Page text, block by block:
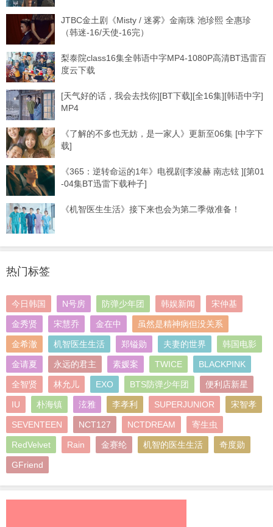
JTBC金土剧《Misty / 迷雾》金南珠 池珍熙 全惠珍
（韩迷-16/天使-16完）
梨泰院class16集全韩语中字MP4-1080P高清BT迅雷百
度云下载
[天气好的话，我会去找你][BT下载][全16集][韩语中字]
MP4
《了解的不多也无妨，是一家人》更新至06集 [中字下
载]
《365：逆转命运的1年》电视剧[李浚赫 南志铉 ][第01
-04集BT迅雷下载种子]
《机智医生生活》接下来也会为第二季做准备！
热门标签
今日韩国 N号房 防弹少年团 韩娱新闻 宋仲基
金秀贤 宋慧乔 金在中 虽然是精神病但没关系
金希澈 机智医生生活 郑镒勋 夫妻的世界 韩国电影
金请夏 永远的君主 素媛案 TWICE BLACKPINK
全智贤 林允儿 EXO BTS防弹少年团 便利店新星
IU 朴海镇 泫雅 李孝利 SUPERJUNIOR 宋智孝
SEVENTEEN NCT127 NCTDREAM 寄生虫
RedVelvet Rain 金赛纶 机智的医生生活 奇度勋
GFriend